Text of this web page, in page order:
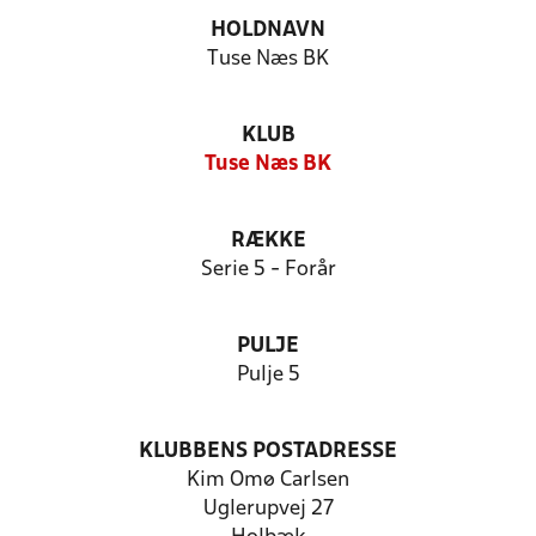
HOLDNAVN
Tuse Næs BK
KLUB
Tuse Næs BK
RÆKKE
Serie 5 - Forår
PULJE
Pulje 5
KLUBBENS POSTADRESSE
Kim Omø Carlsen
Uglerupvej 27